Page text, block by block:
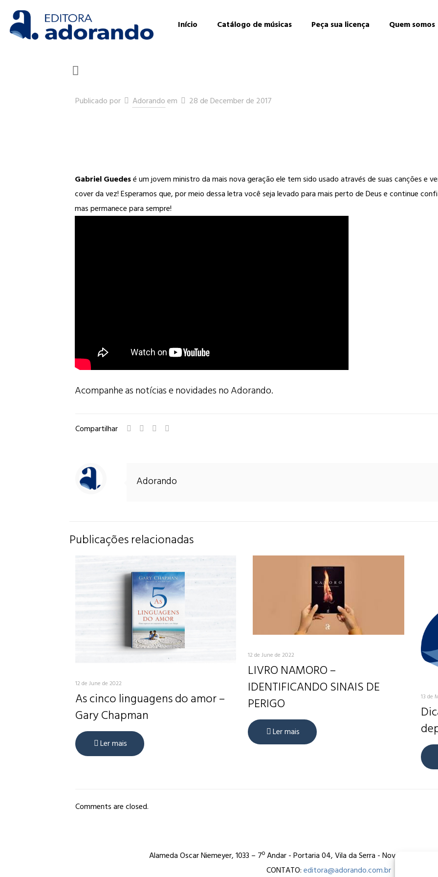
Início Catálogo de músicas Peça sua licença Quem somos
Publicado por Adorandoem 28 de December de 2017
Gabriel Guedesé um jovem ministro da mais nova geração ele tem sido usado através de suas canções e
cover da vez! Esperamos que, por meio dessa letra você seja levado para mais perto de Deus e continue
mas permanece para sempre!
Acompanhe as notícias e novidades no Adorando.
Compartilhar
Adorando
Publicações relacionadas
12 de June de 2022
As cinco linguagens do amor –
Gary Chapman
Ler mais
12 de June de 2022
LIVRO NAMORO –
IDENTIFICANDO SINAIS DE
PERIGO
Ler mais
13 de
Comments are closed.
Alameda Oscar Niemeyer, 1033 – 7º Andar - Portaria 04, Vila da Serra - Nova Lima/
CONTATO:editora@adorando.com.br